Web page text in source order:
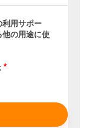
利用サポー
他の用途に使
*